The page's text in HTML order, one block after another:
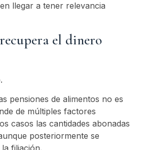
llegar a tener relevancia
el dinero
pensiones de alimentos no es
de múltiples factores
casos las cantidades abonadas
posteriormente se